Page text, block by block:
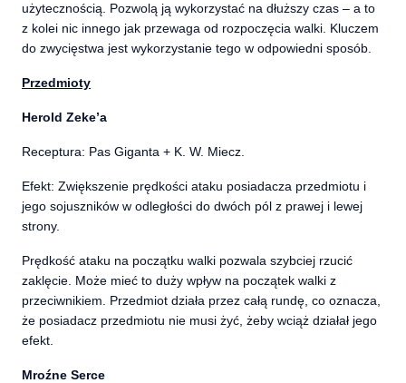
użytecznością. Pozwolą ją wykorzystać na dłuższy czas – a to
z kolei nic innego jak przewaga od rozpoczęcia walki. Kluczem
do zwycięstwa jest wykorzystanie tego w odpowiedni sposób.
Przedmioty
Herold Zeke’a
Receptura: Pas Giganta + K. W. Miecz.
Efekt: Zwiększenie prędkości ataku posiadacza przedmiotu i
jego sojuszników w odległości do dwóch pól z prawej i lewej
strony.
Prędkość ataku na początku walki pozwala szybciej rzucić
zaklęcie. Może mieć to duży wpływ na początek walki z
przeciwnikiem. Przedmiot działa przez całą rundę, co oznacza,
że posiadacz przedmiotu nie musi żyć, żeby wciąż działał jego
efekt.
Mroźne Serce